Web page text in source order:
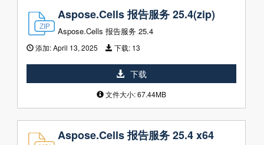
Aspose.Cells 报告服务 25.4(zip)
Aspose.Cells 报告服务 25.4
添加:April 13, 2025 下载: 13
下载
文件大小: 67.44MB
Aspose.Cells 报告服务 25.4 x64